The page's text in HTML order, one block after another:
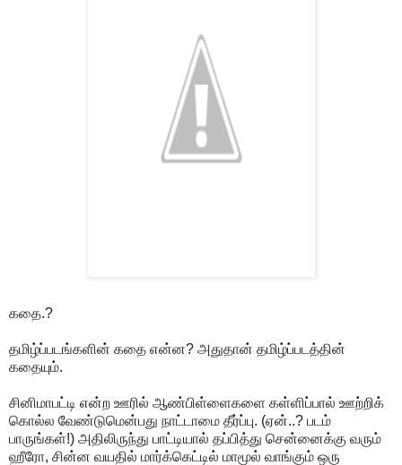
கதை.?
தமிழ்ப்படங்களின் கதை என்ன? அதுதான் தமிழ்ப்படத்தின்
கதையும்.
சினிமாபட்டி என்ற ஊரில் ஆண்பிள்ளைகளை கள்ளிப்பால் ஊற்றிக்
கொல்ல வேண்டுமென்பது நாட்டாமை தீர்ப்பு. (ஏன்..? படம்
பாருங்கள்!) அதிலிருந்து பாட்டியால் தப்பித்து சென்னைக்கு வரும்
ஹீரோ, சின்ன வயதில் மார்க்கெட்டில் மாமூல் வாங்கும் ஒரு